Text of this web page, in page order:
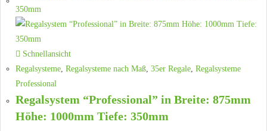
Schnellansicht
Regalsysteme Regalsysteme nach Maß 35er Regale Regalsysteme
Professional
Regalsystem “Professional” in Breite: 875mm
Höhe: 1000mm Tiefe: 350mm